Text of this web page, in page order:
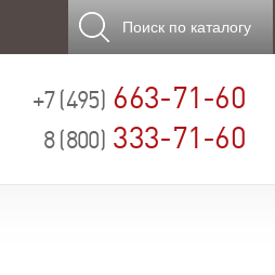
Поиск по каталогу
+7 (495) 663-71-60
8 (800) 333-71-60